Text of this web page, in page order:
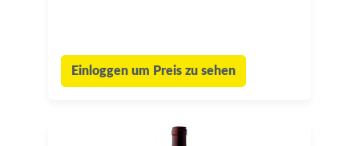
Einloggen um Preis zu sehen